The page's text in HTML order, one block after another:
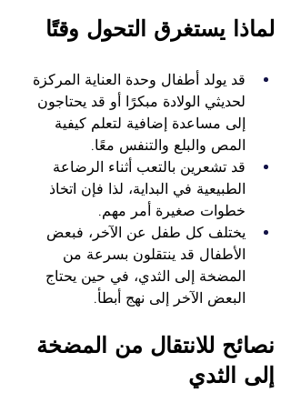
لماذا يستغرق التحول وقتًا
قد يولد أطفال وحدة العناية المركزة
لحديثي الولادة مبكرًا أو قد يحتاجون
إلى مساعدة إضافية لتعلم كيفية
المص والبلع والتنفس معًا.
قد تشعرين بالتعب أثناء الرضاعة
الطبيعية في البداية، لذا فإن اتخاذ
خطوات صغيرة أمر مهم.
يختلف كل طفل عن الآخر، فبعض
الأطفال قد ينتقلون بسرعة من
المضخة إلى الثدي، في حين يحتاج
البعض الآخر إلى نهج أبطأ.
نصائح للانتقال من المضخة
إلى الثدي